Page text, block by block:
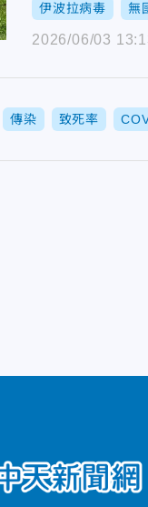
伊波拉病毒 無
2026/06/03
傳染 致死率